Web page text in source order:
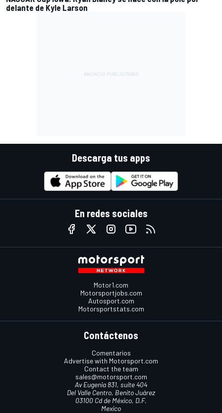
delante de Kyle Larson
Descarga tus apps
En redes sociales
Motor1.com
Motorsportjobs.com
Autosport.com
Motorsportstats.com
Contáctenos
Comentarios
Advertise with Motorsport.com
Contact the team
sales@motorsport.com
Av Eugenia 831, suite 404
Del Valle Centro, Benito Juárez
03100 Cd de México, D.F.
Mexico